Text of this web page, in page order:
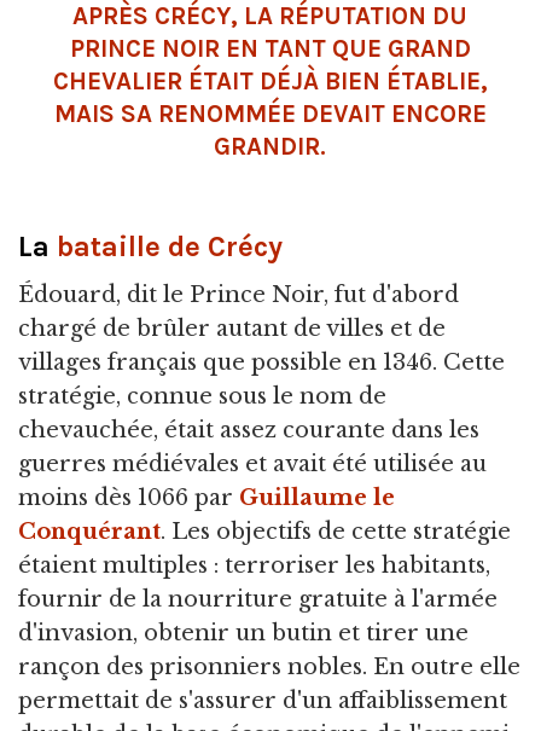
APRÈS CRÉCY, LA RÉPUTATION DU
PRINCE NOIR EN TANT QUE GRAND
CHEVALIER ÉTAIT DÉJÀ BIEN ÉTABLIE,
MAIS SA RENOMMÉE DEVAIT ENCORE
GRANDIR.
La bataille de Crécy
Édouard, dit le Prince Noir, fut d'abord
chargé de brûler autant de villes et de
villages français que possible en 1346. Cette
stratégie, connue sous le nom de
chevauchée, était assez courante dans les
guerres médiévales et avait été utilisée au
moins dès 1066 par Guillaume le
Conquérant. Les objectifs de cette stratégie
étaient multiples : terroriser les habitants,
fournir de la nourriture gratuite à l'armée
d'invasion, obtenir un butin et tirer une
rançon des prisonniers nobles. En outre elle
permettait de s'assurer d'un affaiblissement